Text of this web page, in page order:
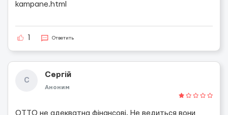
kampane.html
Ответить
С
Сергій
Аноним
ОТТО не адекватна фінансові. Не ведиться вони